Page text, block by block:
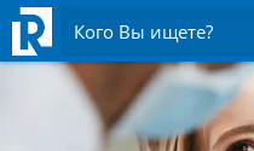
Кого Вы ищете?